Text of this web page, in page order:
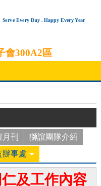
Serve Every Day . Happy Every Year
會300A2區
刊
獅誼團隊介紹
辦事處
及工作內容